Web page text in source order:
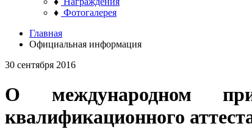
♦ Фотогалерея
Главная
Официальная информация
30 сентября 2016
О международном
квалификационного